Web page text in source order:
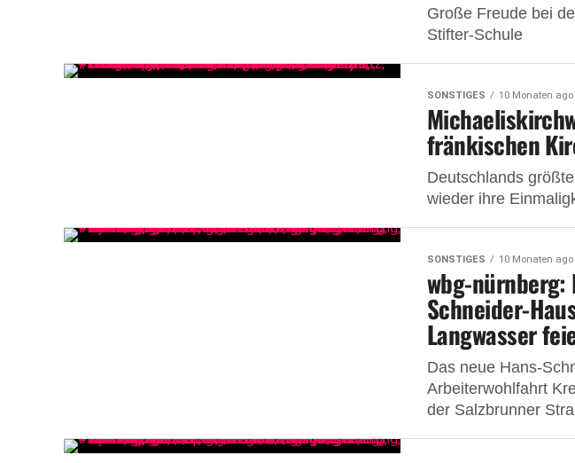
Große Freude bei
Stifter-Schule
SONSTIGES 10 Monaten ago
fränkischen
Deutschlands
wieder ihre
SONSTIGES 10 Monaten ago
wbg-nürnberg:
Schneider-
Langwasser
Das neue Hans-
Arbeiterwohlfahrt
der Salzbrunner